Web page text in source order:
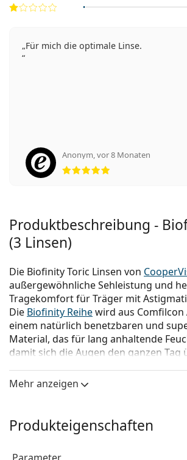
Für mich die optimale Linse.
Anonym vor 8 Monaten
Produktbeschreibung -
(3 Linsen)
Die Biofinity Toric Linsen von
außergewöhnliche Sehleistung und
Tragekomfort für Träger mit
Die Biofinity Reihewird aus Comfilcon
einem natürlich benetzbaren und
Material, das für lang anhaltende
damit sich die Augen den ganzen Tag
Die fortgeschrittenen
zwischen Qualität und Komfort. Nach
und sieben Tage lang kontinuierlich
Mehr anzeigen
Produkteigenschaften
Parameter